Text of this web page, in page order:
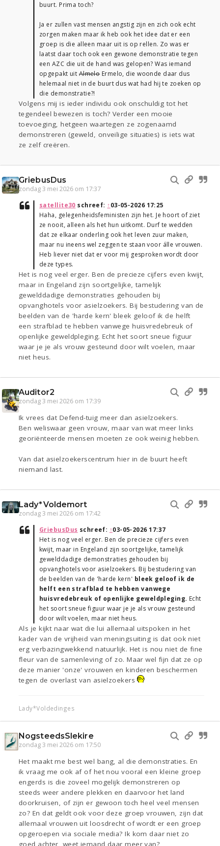
buurt. Prima toch?
Ja er zullen vast mensen angstig zijn en zich ook echt
zorgen maken maar ik heb ook het idee dat er een
groep is die alleen maar uit is op rellen. Zo was er
laatst daar toch ook een gewone demonstratie tegen
een AZC die uit de hand was gelopen? Was iemand
opgepakt uitAlmeloErmelo, die woonde daar dus
helemaal niet in de buurt dus wat had hij te zoeken op
die demonstratie?!
Volgens mij is ieder individu ook onschuldig tot het
tegendeel bewezen is toch? Verder een mooie
toevoeging, hetgeen waartegen ze zogenaamd
demonstreren (geweld, onveilige situaties) is iets wat
ze zelf creëren.
GriebusDus
zondag 3 mei 2026 om 17:37
satellite30 schreef: ↑03-05-2026 17:25
Haha, gelegenheidsfeministen zijn het. Je hoort of ziet
ze nooit, alleen als het hun uitkomt. Durf te wedden
dat ze elkaar onderling ook het leven zuur maken,
maar nu ineens wel zeggen te staan voor álle vrouwen.
Heb liever niet dat er voor mij gesproken wordt door
deze types.
Het is nog veel erger. Ben de precieze cijfers even kwijt,
maar in Engeland zijn soortgelijke, tamelijk
gewelddadige demonstraties gehouden bij
opvanghotels voor asielzoekers. Bij bestudering van de
beelden van de 'harde kern' bleek geloof ik de helft
een strafblad te hebben vanwege huisvredebreuk of
openlijke geweldpleging. Echt het soort sneue figuur
waar je je als vrouw gesteund door wilt voelen, maar
niet heus.
Auditor2
zondag 3 mei 2026 om 17:39
Ik vrees dat Defend-tuig meer dan asielzoekers.
Ben weliswaar geen vrouw, maar van wat meer links
georiënteerde mensen moeten ze ook weinig hebben.
Van dat asielzoekerscentrum hier in de buurt heeft
niemand last.
Lady*Voldemort
zondag 3 mei 2026 om 17:42
GriebusDus schreef: ↑03-05-2026 17:37
Het is nog veel erger. Ben de precieze cijfers even
kwijt, maar in Engeland zijn soortgelijke, tamelijk
gewelddadige demonstraties gehouden bij
opvanghotels voor asielzoekers. Bij bestudering van
de beelden van de 'harde kern' bleek geloof ik de
helft een strafblad te hebben vanwege
huisvredebreuk of openlijke geweldpleging. Echt
het soort sneue figuur waar je je als vrouw gesteund
door wilt voelen, maar niet heus.
Als je kijkt naar wat die lui allemaal uitspoken in het
kader van de vrijheid van meningsuiting is dat ook niet
erg verbazingwekkend natuurlijk. Het is nou niet de fine
fleur van de samenleving of zo. Maar wel fijn dat ze op
deze manier 'onze' vrouwen en kinderen beschermen
tegen de overlast van asielzoekers
Lady*Voldedinges
NogsteedsSlekire
zondag 3 mei 2026 om 17:50
Het maakt me best wel bang, al die demonstraties. En
ik vraag me ook af of het nou vooral een kleine groep
engerds is die zoveel mogelijk demonstreren op
steeds weer andere plekken en daarvoor het land
doorkruisen, of zijn er gewoon toch heel veel mensen
zo? En dat geldt ook voor deze groep vrouwen, zijn dat
allemaal vrouwen uit loosdrecht of wordt er een groep
opgeroepen via sociale media? Ik kom daar niet zo
goed achter, weet iemand daar meer van?